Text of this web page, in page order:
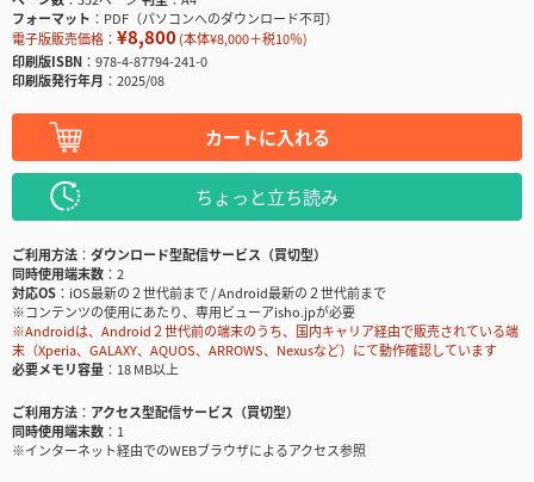
フォーマット
PDF（パソコンへのダウンロード不可）
電子版販売価格： ¥8,800(本体¥8,000＋税10％)
印刷版ISBN
978-4-87794-241-0
印刷版発行年月
2025/08
カートに入れる
ちょっと立ち読み
ご利用方法
ダウンロード型配信サービス（買切型）
同時使用端末数
2
対応OS
iOS最新の２世代前まで / Android最新の２世代前まで
※コンテンツの使用にあたり、専用ビューアisho.jpが必要
※Androidは、Android２世代前の端末のうち、国内キャリア経由で販売されている端
末（Xperia、GALAXY、AQUOS、ARROWS、Nexusなど）にて動作確認しています
必要メモリ容量
18 MB以上
ご利用方法
アクセス型配信サービス（買切型）
同時使用端末数
1
※インターネット経由でのWEBブラウザによるアクセス参照